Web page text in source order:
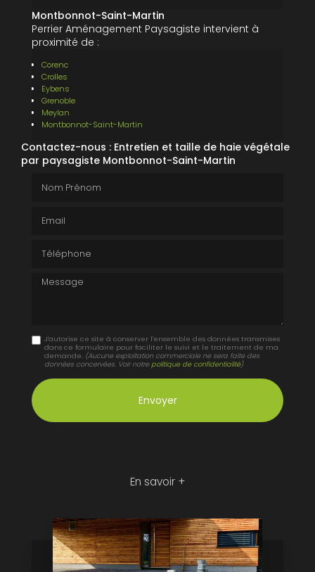
Montbonnot-Saint-Martin
Perrier Aménagement Paysagiste intervient à
proximité de :
Corenc
Crolles
Eybens
Grenoble
Meylan
Montbonnot-Saint-Martin
Contactez-nous : Entretien et taille de haie végétale
par paysagiste Montbonnot-Saint-Martin
Message
J'autorise ce site à conserver l'ensemble des données transmises
dans ce formulaire pour faciliter le suivi et le traitement de ma
demande. (Aucune exploitation commerciale ne sera faite des
données concervées. Voir notre politique de confidentialité)
En savoir +